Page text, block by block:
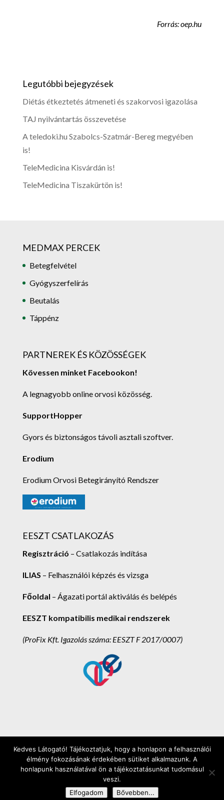
Forrás: oep.hu
Legutóbbi bejegyzések
Diétás étkeztetés átmeneti és szakorvosi igazolása
TAJ nyilvántartás összevetése
A teledoki.hu Szabolcs-Szatmár-Bereg megyében
is!
TeleMedicina Kisvárdán is!
TeleMedicina Tiszakürtön is!
MEDMAX PERCEK
Betegfelvétel
Gyógyszerfelírás
Beutalás
Táppénz
PARTNEREK ÉS KÖZÖSSÉGEK
Kövessen minket Facebookon!
A legnagyobb online orvosi közösség.
SupportHopper
Gyors és biztonságos távoli asztali szoftver.
Erodium
Erodium Orvosi Betegirányító Rendszer
EESZT CSATLAKOZÁS
Regisztráció – Csatlakozás indítása
ILIAS – Felhasználói képzés és vizsga
Főoldal – Ágazati portál aktiválás és belépés
EESZT kompatibilis medikai rendszerek
(ProFix Kft. Igazolás száma: EESZT F 2017/0007)
ProFix Kft. 2025. - Minden jog fenntartva! -
Ügyfélszolgálat: (62) 248-302 - Értékesítés: (1)
445-2533 - E-mail: info@medmax.hu - Szívvel,
lélekkel, ötlettel!
Kedves Látogató! Tájékoztatjuk, hogy a honlapon a felhasználói
élmény fokozásának érdekében sütiket alkalmazunk. A
honlapunk használatával ön a tájékoztatásunkat tudomásul
veszi.
Elfogadom
Bővebben...